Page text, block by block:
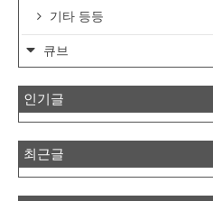
기타 등등
큐브
인기글
최근글